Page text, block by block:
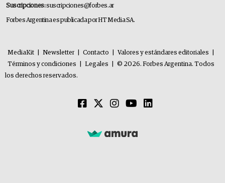
Suscripciones:suscripciones@forbes.ar
Forbes Argentina es publicada por HT Media SA.
MediaKit Newsletter Contacto Valores y estándares editoriales
Términos y condiciones
Legales
© 2026. Forbes Argentina. Todos
los derechos reservados.